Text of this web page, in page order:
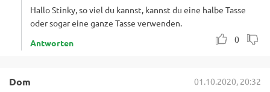
Hallo Stinky, so viel du kannst, kannst du eine halbe Tasse
oder sogar eine ganze Tasse verwenden.
0
Antworten
Dom
01.10.2020, 20:32